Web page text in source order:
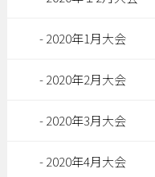
2020年1月大会
2020年2月大会
2020年3月大会
2020年4月大会